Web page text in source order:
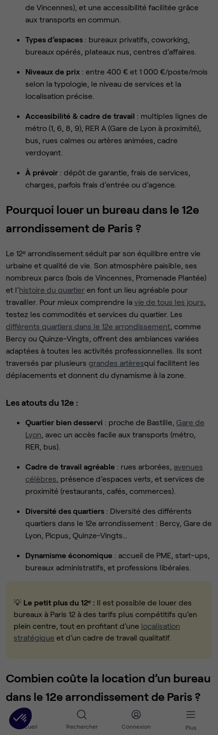
Accueil Rechercher Connexion Plus
de Vincennes), et une accessibilité facilitée grâce
aux transports en commun.
Types d’espaces : bureaux privatifs, coworking,
bureaux opérés, plateaux nus, centres d’affaires.
Niveaux de prix : entre 400 € et 1 000 €/poste/mois
selon la typologie, le niveau de services et la
localisation précise.
Accessibilité & cadre de travail : multiples lignes de
métro (1, 6, 8, 9), RER A (Gare de Lyon à proximité),
bus, rues calmes ou artères animées, cadre
verdoyant.
À prévoir : dépôt de garantie, frais de services,
charges, parfois frais d’entrée ou d’agence.
Pourquoi louer un bureau dans le 12e
arrondissement de Paris ?
Le 12ᵉ arrondissement séduit par son équilibre entre vie
urbaine et qualité de vie. Son atmosphère paisible, ses
nombreux parcs (bois de Vincennes, Promenade Plantée)
et l’histoire du quartier en font un lieu agréable pour
travailler. Pour mieux comprendre la vie de tous les jours
testez les commodités et services du quartier. Les
différents quartiers dans le 12e arrondissement , comme
Bercy ou Quinze-Vingts, offrent des ambiances variées
adaptées à toutes les activités professionnelles. Ils sont
traversés par plusieurs grandes artèresqui facilitent les
déplacements et donnent du dynamisme à la zone.
Les atouts du 12e :
Quartier bien desservi : proche de Bastille, Gare de
Lyon , avec un accès facile aux transports (métro,
RER, bus).
Cadre de travail agréable : rues arborées, avenues
célèbres , présence d’espaces verts, et services de
proximité (restaurants, cafés, commerces).
Diversité des quartiers : Diversité des différents
quartiers dans le 12e arrondissement : Bercy, Gare de
Lyon, Picpus, Quinze-Vingts…
Dynamisme économique : accueil de PME, start-ups,
bureaux administratifs, et professions libérales.
💡 Le petit plus du 12ᵉ : Il est possible de louer des
bureaux à Paris 12 à des tarifs plus compétitifs qu’en
plein centre, tout en profitant d’une localisation
stratégique et d’un cadre de travail qualitatif.
Combien coûte la location d’un bureau
dans le 12e arrondissement de Paris ?